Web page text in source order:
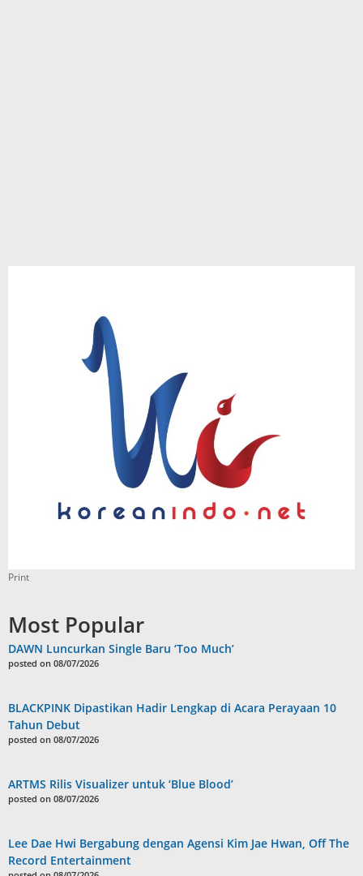
Print
Most Popular
DAWN Luncurkan Single Baru ‘Too Much’
posted on 08/07/2026
BLACKPINK Dipastikan Hadir Lengkap di Acara Perayaan 10
Tahun Debut
posted on 08/07/2026
ARTMS Rilis Visualizer untuk ‘Blue Blood’
posted on 08/07/2026
Lee Dae Hwi Bergabung dengan Agensi Kim Jae Hwan, Off The
Record Entertainment